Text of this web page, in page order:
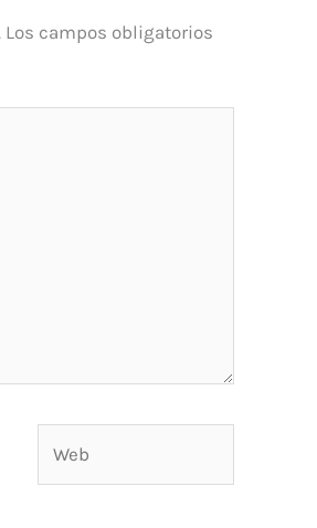
Los campos obligatorios